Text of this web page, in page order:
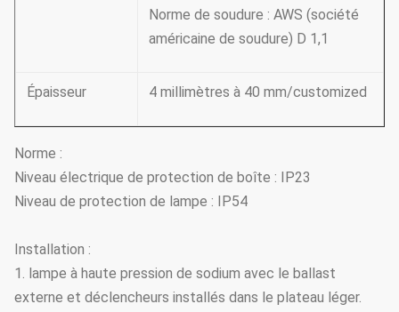
Norme de soudure : AWS (société
américaine de soudure) D 1,1
Épaisseur 4 millimètres à 40 mm/customized
Norme :
Niveau électrique de protection de boîte : IP23
Niveau de protection de lampe : IP54
Installation :
1. lampe à haute pression de sodium avec le ballast
externe et déclencheurs installés dans le plateau léger.